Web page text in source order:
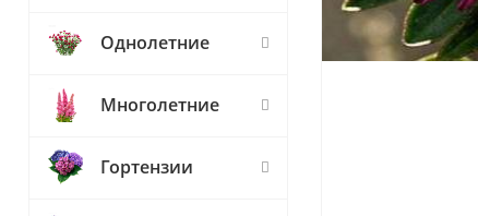
Однолетние
Многолетние
Гортензии